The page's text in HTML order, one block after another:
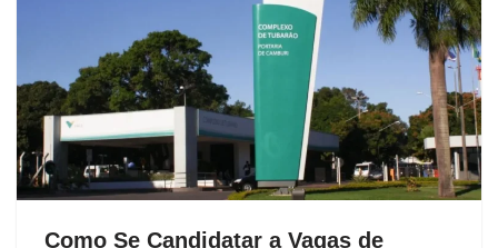
Como Se Candidatar a Vagas de